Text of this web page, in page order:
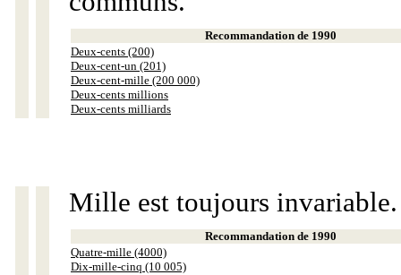
Recommandation de 1990
Deux-cents (200)
Deux-cent-un (201)
Deux-cent-mille (200 000)
Deux-cents millions
Deux-cents milliards
Mille est toujours invariable.
Recommandation de 1990
Quatre-mille (4000)
Dix-mille-cinq (10 005)